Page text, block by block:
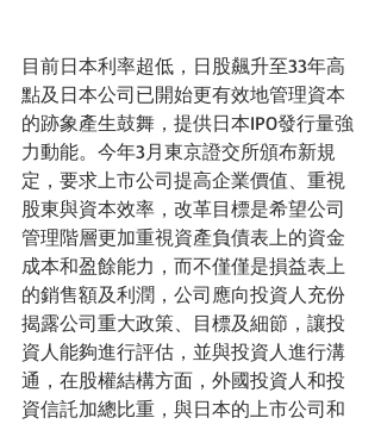
目前日本利率超低，日股飆升至33年高
點及日本公司已開始更有效地管理資本
的跡象產生鼓舞，提供日本IPO發行量強
力動能。今年3月東京證交所頒布新規
定，要求上市公司提高企業價值、重視
股東與資本效率，改革目標是希望公司
管理階層更加重視資產負債表上的資金
成本和盈餘能力，而不僅僅是損益表上
的銷售額及利潤，公司應向投資人充份
揭露公司重大政策、目標及細節，讓投
資人能夠進行評估，並與投資人進行溝
通，在股權結構方面，外國投資人和投
資信託加總比重，與日本的上市公司和